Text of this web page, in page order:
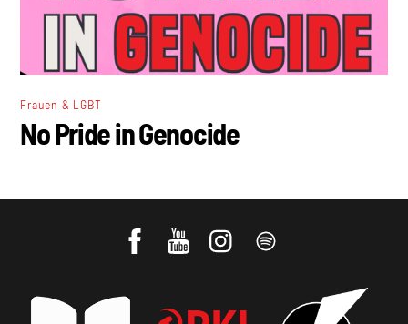
Frauen & LGBT
No Pride in Genocide